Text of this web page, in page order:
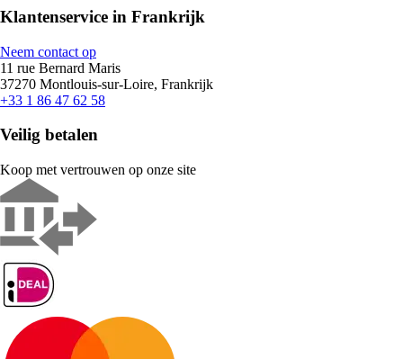
Klantenservice in Frankrijk
Neem contact op
11 rue Bernard Maris
37270 Montlouis-sur-Loire, Frankrijk
+33 1 86 47 62 58
Veilig betalen
Koop met vertrouwen op onze site